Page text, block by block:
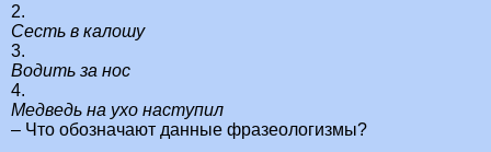
2.
Сесть в калошу
3.
Водить за нос
4.
Медведь на ухо наступил
– Что обозначают данные фразеологизмы?